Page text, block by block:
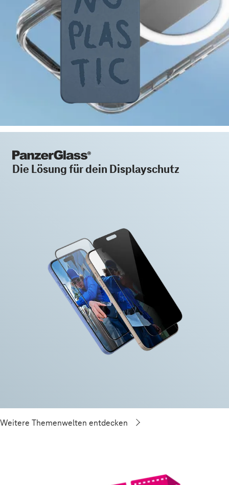
Die Lösung für dein Displayschutz
Weitere Themenwelten entdecken